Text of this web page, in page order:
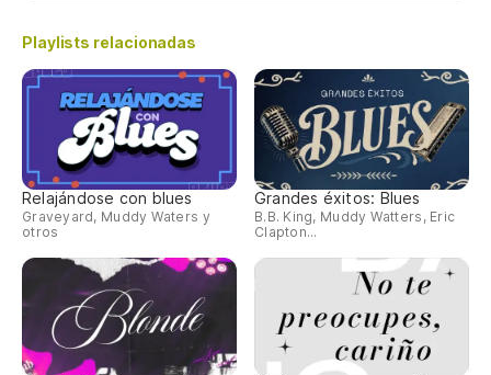
Playlists relacionadas
Relajándose con blues
Graveyard, Muddy Waters y
otros
Grandes éxitos: Blues
B.B. King, Muddy Watters, Eric
Clapton...